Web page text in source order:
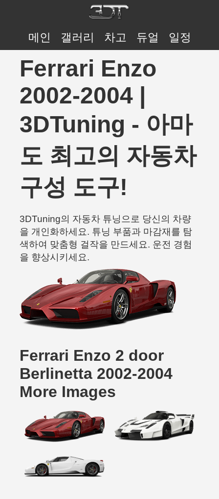
메인 갤러리 차고 듀얼 일정
Ferrari Enzo
2002-2004 |
3DTuning - 아마
도 최고의 자동차
구성 도구!
3DTuning의 자동차 튜닝으로 당신의 차량
을 개인화하세요. 튜닝 부품과 마감재를 탐
색하여 맞춤형 걸작을 만드세요. 운전 경험
을 향상시키세요.
Ferrari Enzo 2 door
Berlinetta 2002-2004
More Images